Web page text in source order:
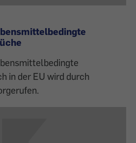
in der EU wird durch